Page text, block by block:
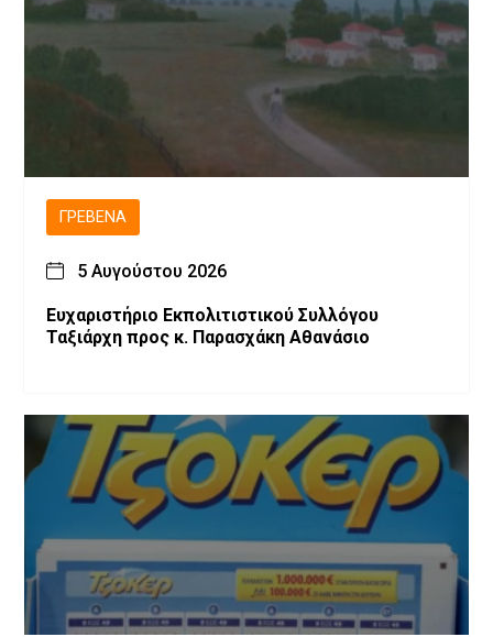
ΓΡΕΒΕΝΆ
5 Αυγούστου 2026
Ευχαριστήριο Εκπολιτιστικού Συλλόγου
Ταξιάρχη προς κ. Παρασχάκη Αθανάσιο